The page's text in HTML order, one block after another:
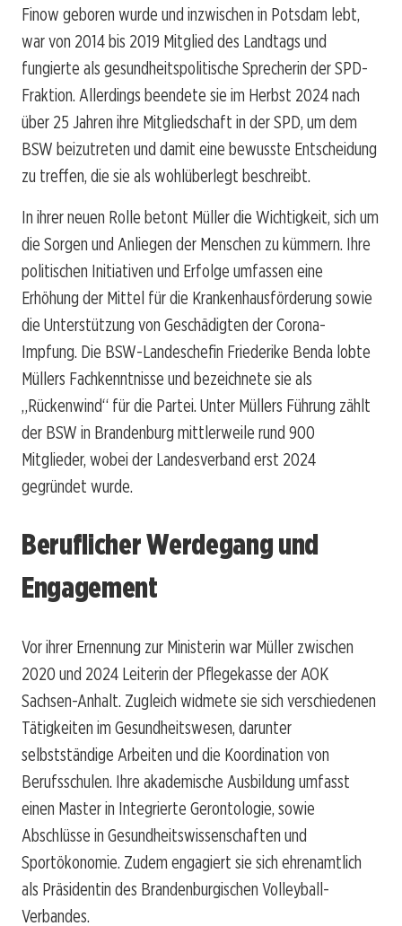
Finow geboren wurde und inzwischen in Potsdam lebt,
war von 2014 bis 2019 Mitglied des Landtags und
fungierte als gesundheitspolitische Sprecherin der SPD-
Fraktion. Allerdings beendete sie im Herbst 2024 nach
über 25 Jahren ihre Mitgliedschaft in der SPD, um dem
BSW beizutreten und damit eine bewusste Entscheidung
zu treffen, die sie als wohlüberlegt beschreibt.
In ihrer neuen Rolle betont Müller die Wichtigkeit, sich um
die Sorgen und Anliegen der Menschen zu kümmern. Ihre
politischen Initiativen und Erfolge umfassen eine
Erhöhung der Mittel für die Krankenhausförderung sowie
die Unterstützung von Geschädigten der Corona-
Impfung. Die BSW-Landeschefin Friederike Benda lobte
Müllers Fachkenntnisse und bezeichnete sie als
„Rückenwind“ für die Partei. Unter Müllers Führung zählt
der BSW in Brandenburg mittlerweile rund 900
Mitglieder, wobei der Landesverband erst 2024
gegründet wurde.
Beruflicher Werdegang und
Engagement
Vor ihrer Ernennung zur Ministerin war Müller zwischen
2020 und 2024 Leiterin der Pflegekasse der AOK
Sachsen-Anhalt. Zugleich widmete sie sich verschiedenen
Tätigkeiten im Gesundheitswesen, darunter
selbstständige Arbeiten und die Koordination von
Berufsschulen. Ihre akademische Ausbildung umfasst
einen Master in Integrierte Gerontologie, sowie
Abschlüsse in Gesundheitswissenschaften und
Sportökonomie. Zudem engagiert sie sich ehrenamtlich
als Präsidentin des Brandenburgischen Volleyball-
Verbandes.